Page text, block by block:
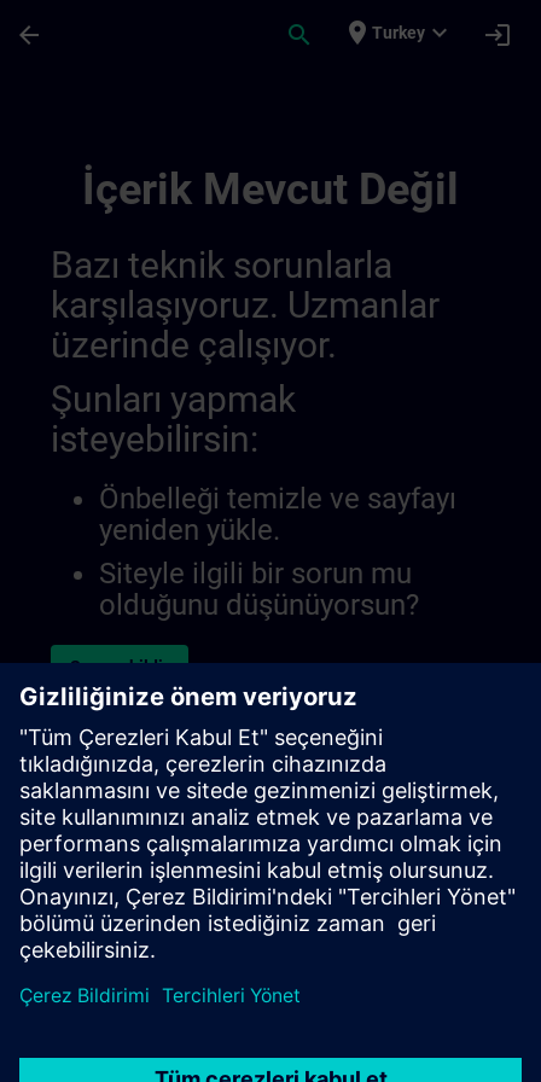
arrow_back search place Turkey expand_more login
İçerik Mevcut Değil
Bazı teknik sorunlarla
karşılaşıyoruz. Uzmanlar
üzerinde çalışıyor.
Şunları yapmak
isteyebilirsin:
Önbelleği temizle ve sayfayı
yeniden yükle.
Siteyle ilgili bir sorun mu
olduğunu düşünüyorsun?
Sorunu bildir